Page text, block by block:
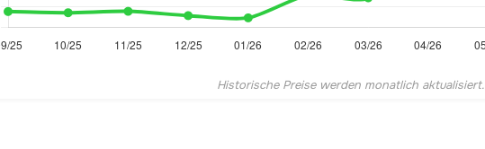
Historische Preise werden monatlich aktualisiert.